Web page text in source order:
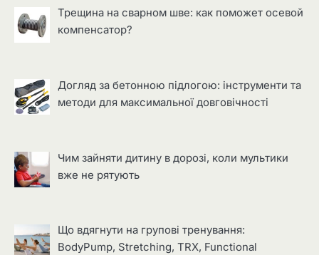
Трещина на сварном шве: как поможет осевой
компенсатор?
Догляд за бетонною підлогою: інструменти та
методи для максимальної довговічності
Чим зайняти дитину в дорозі, коли мультики
вже не рятують
Що вдягнути на групові тренування:
BodyPump, Stretching, TRX, Functional